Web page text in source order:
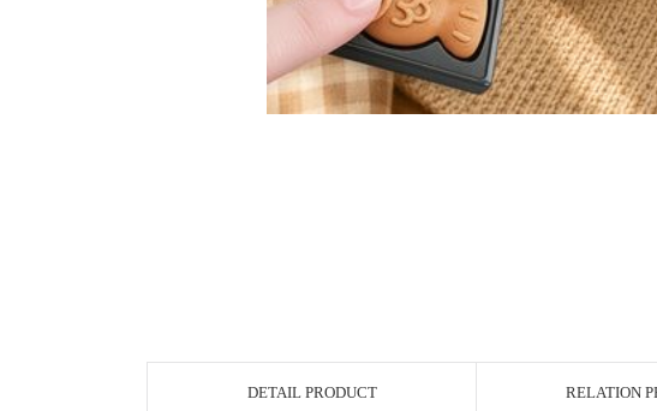
DETAIL PRODUCT RELATION